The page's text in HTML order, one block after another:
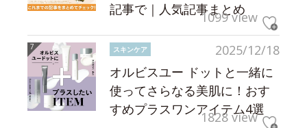
記事で｜人気記事まとめ
1099 view
2025/12/18
スキンケア
オルビスユー ドットと一緒に
使ってさらなる美肌に！おす
すめプラスワンアイテム4選
1828 view